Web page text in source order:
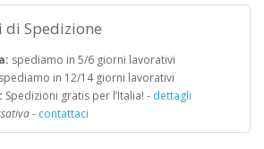
di Spedizione
spediamo in 5/6 giorni lavorativi
spediamo in 12/14 giorni lavorativi
Spedizioni gratis per l’Italia! - dettagli
- contattaci